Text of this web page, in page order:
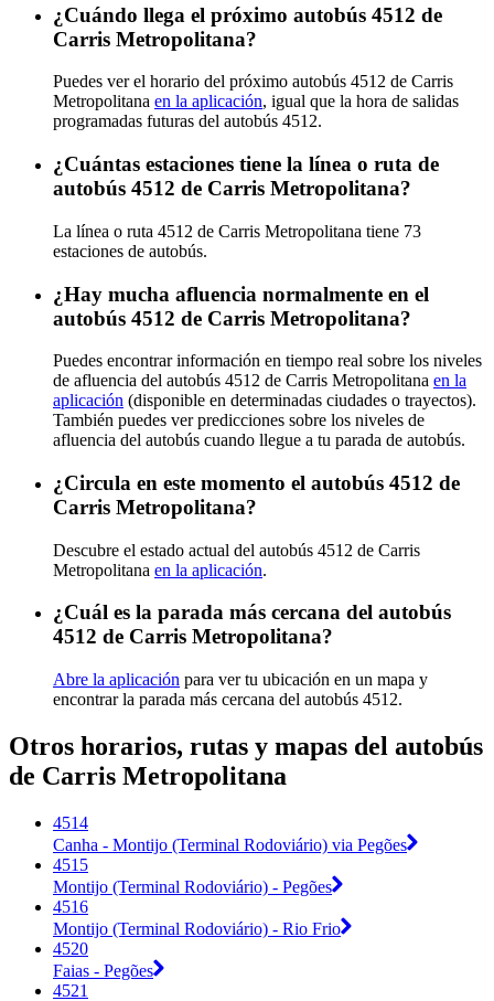
¿Cuándo llega el próximo autobús 4512 de
Carris Metropolitana?
Puedes ver el horario del próximo autobús 4512 de Carris
Metropolitana en la aplicación, igual que la hora de salidas
programadas futuras del autobús 4512.
¿Cuántas estaciones tiene la línea o ruta de
autobús 4512 de Carris Metropolitana?
La línea o ruta 4512 de Carris Metropolitana tiene 73
estaciones de autobús.
¿Hay mucha afluencia normalmente en el
autobús 4512 de Carris Metropolitana?
Puedes encontrar información en tiempo real sobre los niveles
de afluencia del autobús 4512 de Carris Metropolitana en la
aplicación (disponible en determinadas ciudades o trayectos).
También puedes ver predicciones sobre los niveles de
afluencia del autobús cuando llegue a tu parada de autobús.
¿Circula en este momento el autobús 4512 de
Carris Metropolitana?
Descubre el estado actual del autobús 4512 de Carris
Metropolitana en la aplicación.
¿Cuál es la parada más cercana del autobús
4512 de Carris Metropolitana?
Abre la aplicación para ver tu ubicación en un mapa y
encontrar la parada más cercana del autobús 4512.
Otros horarios, rutas y mapas del autobús
de Carris Metropolitana
4514
Canha - Montijo (Terminal Rodoviário) via Pegões
4515
Montijo (Terminal Rodoviário) - Pegões
4516
Montijo (Terminal Rodoviário) - Rio Frio
4520
Faias - Pegões
4521